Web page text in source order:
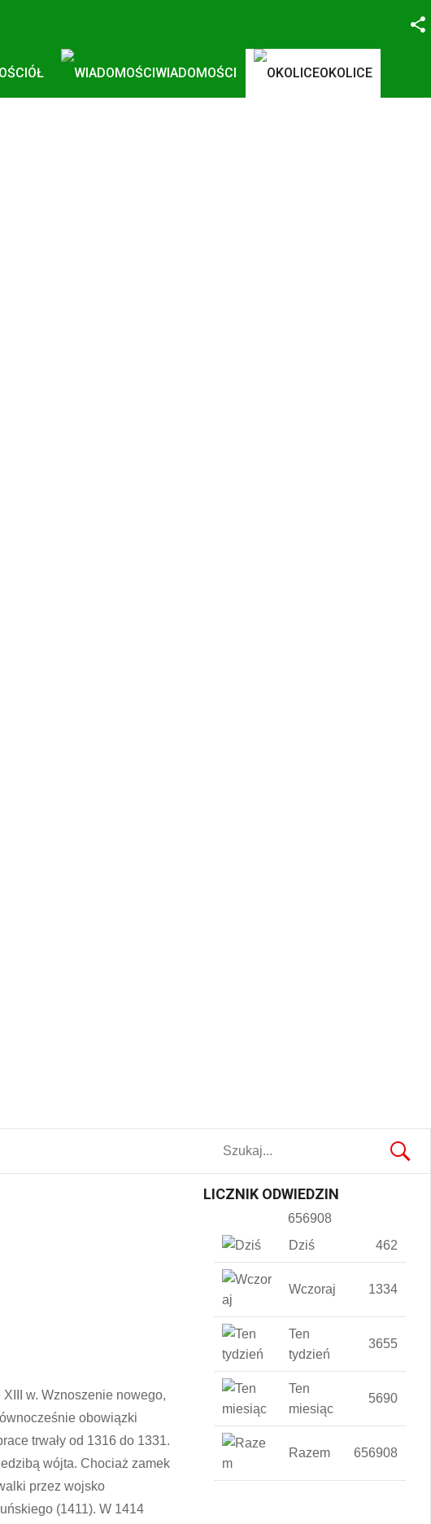
Twitter
WIADOMOŚCI OKOLICE
w. Wznoszenie nowego,
obowiązki
trwały od 1316 do 1331.
wójta. Chociaż zamek
przez wojsko
(1411). W 1414
LICZNIK ODWIEDZIN
656908
Dziś
462
Wczoraj 1334
Ten
tydzień
3655
Ten
miesiąc
5690
Razem 656908